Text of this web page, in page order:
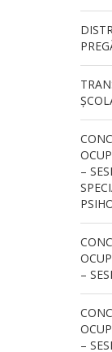
–
–
–